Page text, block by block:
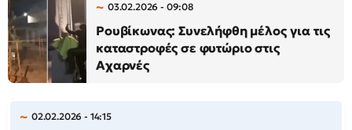
03.02.2026 - 09:08
Ρουβίκωνας: Συνελήφθη μέλος για τις
καταστροφές σε φυτώριο στις
Αχαρνές
02.02.2026 - 14:15